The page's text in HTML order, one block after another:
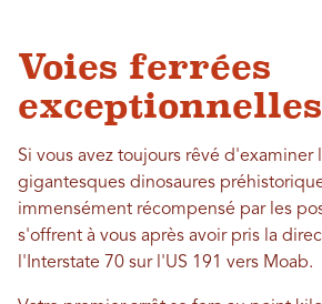
Voies ferrées
exceptionnelles
Si vous avez toujours rêvé d'examiner
gigantesques dinosaures
immensément récompensé par les
s'offrent à vous après avoir pris la
l'Interstate 70 sur l'US 191 vers Moab.